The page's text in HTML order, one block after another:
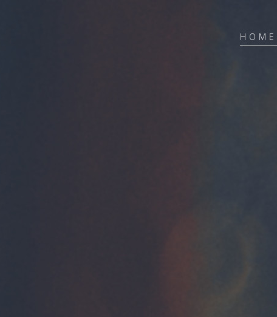
HOME